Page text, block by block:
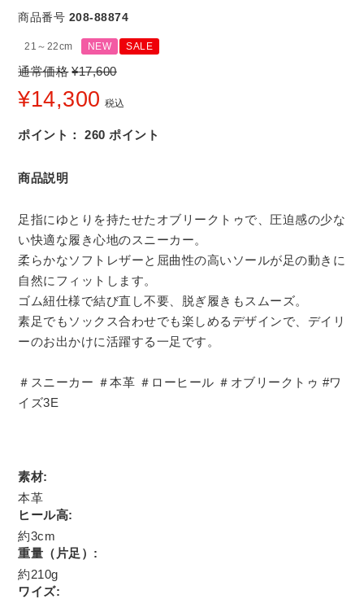
商品番号 208-88874
21～22cm NEW SALE
通常価格 ¥17,600
¥14,300 税込
ポイント： 260 ポイント
商品説明
足指にゆとりを持たせたオブリークトゥで、圧迫感の少な
い快適な履き心地のスニーカー。
柔らかなソフトレザーと屈曲性の高いソールが足の動きに
自然にフィットします。
ゴム紐仕様で結び直し不要、脱ぎ履きもスムーズ。
素足でもソックス合わせでも楽しめるデザインで、デイリ
ーのお出かけに活躍する一足です。
＃スニーカー ＃本革 ＃ローヒール ＃オブリークトゥ #ワ
イズ3E
素材:
本革
ヒール高:
約3cm
重量（片足）:
約210g
ワイズ: